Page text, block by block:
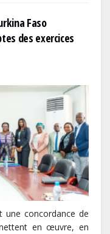
Faso
des exercices
une concordance de
en œuvre, en